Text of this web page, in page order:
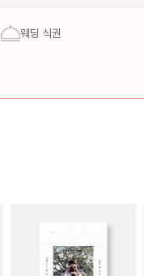
웨딩 식권